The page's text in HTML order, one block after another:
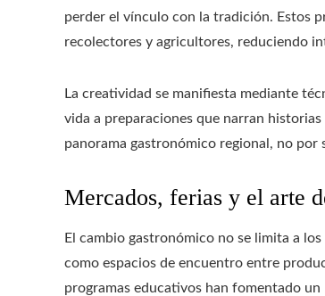
perder el vínculo con la tradición. Estos
recolectores y agricultores, reduciendo
La creatividad se manifiesta mediante
vida a preparaciones que narran
panorama gastronómico regional, no por
Mercados, ferias y el arte
El cambio gastronómico no se limita a
como espacios de encuentro entre
programas educativos han fomentado